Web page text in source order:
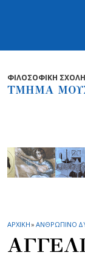
ΦΙΛΟΣΟΦΙΚΗ ΣΧΟΛΗ
ΤΜΗΜΑ
ΑΡΧΙΚΗ» ΑΝΘΡΩΠΙΝΟ